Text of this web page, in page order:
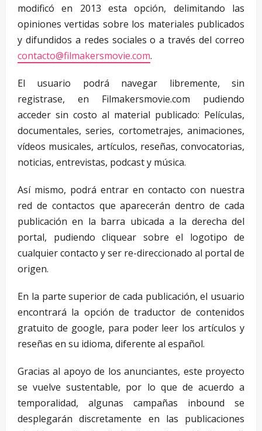
modificó en 2013 esta opción, delimitando las
opiniones vertidas sobre los materiales publicados
y difundidos a redes sociales o a través del correo
contacto@filmakersmovie.com.
El usuario podrá navegar libremente, sin
registrase, en Filmakersmovie.com pudiendo
acceder sin costo al material publicado: Películas,
documentales, series, cortometrajes, animaciones,
vídeos musicales, artículos, reseñas, convocatorias,
noticias, entrevistas, podcast y música.
Así mismo, podrá entrar en contacto con nuestra
red de contactos que aparecerán dentro de cada
publicación en la barra ubicada a la derecha del
portal, pudiendo cliquear sobre el logotipo de
cualquier contacto y ser re-direccionado al portal de
origen.
En la parte superior de cada publicación, el usuario
encontrará la opción de traductor de contenidos
gratuito de google, para poder leer los artículos y
reseñas en su idioma, diferente al español.
Gracias al apoyo de los anunciantes, este proyecto
se vuelve sustentable, por lo que de acuerdo a
temporalidad, algunas campañas inbound se
desplegarán discretamente en las publicaciones